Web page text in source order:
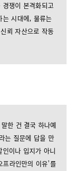
쟁이 본격화되고
는 시대에, 물류는
뢰 자산으로 작동
한 건 결국 하나예
는 질문에 답을 만
이나 입지가 아니
라인만의 이유’를